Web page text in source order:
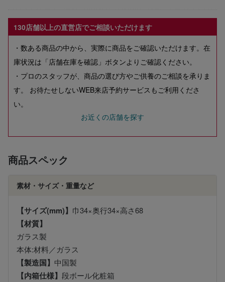
130店舗以上の直営店でご相談いただけます
・数ある商品の中から、実際に商品をご確認いただけます。在
庫状況は「店舗在庫を確認」ボタンよりご確認ください。
・プロのスタッフが、商品の選び方やご供養のご相談を承りま
す。 お待たせしないWEB来店予約サービスもご利用くださ
い。
お近くの店舗を探す
商品スペック
素材・サイズ・重量など
【サイズ(mm)】 巾34×奥行34×高さ68
【材質】
ガラス製
本体:材料／ガラス
【製造国】 中国製
【内箱仕様】 段ボール化粧箱